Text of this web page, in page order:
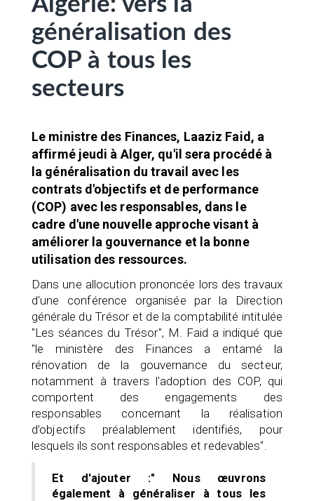
généralisation des
COP à tous les
secteurs
Le ministre des Finances, Laaziz Faid, a
affirmé jeudi à Alger, qu'il sera procédé à
la généralisation du travail avec les
contrats d'objectifs et de performance
(COP) avec les responsables, dans le
cadre d'une nouvelle approche visant à
améliorer la gouvernance et la bonne
utilisation des ressources.
Dans une allocution prononcée lors des travaux
d'une conférence organisée par la Direction
générale du Trésor et de la comptabilité intitulée
"Les séances du Trésor", M. Faid a indiqué que
"le ministère des Finances a entamé la
rénovation de la gouvernance du secteur,
notamment à travers l'adoption des COP, qui
comportent des engagements des
responsables concernant la réalisation
d’objectifs préalablement identifiés, pour
lesquels ils sont responsables et redevables".
Et d'ajouter :" Nous œuvrons
également à généraliser à tous les